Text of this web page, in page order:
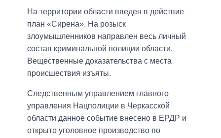
На территории области введен в действие
план «Сирена». На розыск
злоумышленников направлен весь личный
состав криминальной полиции области.
Вещественные доказательства с места
происшествия изъяты.
Следственным управлением главного
управления Нацполиции в Черкасской
области данное событие внесено в ЕРДР и
открыто уголовное производство по